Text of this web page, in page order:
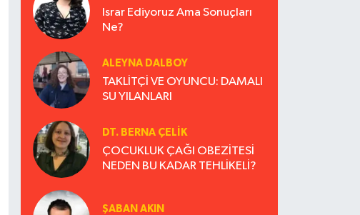
Israr Ediyoruz Ama Sonuçları
Ne?
ALEYNA DALBOY
TAKLİTÇİ VE OYUNCU: DAMALI
SU YILANLARI
DT. BERNA ÇELIK
ÇOCUKLUK ÇAĞI OBEZİTESİ
NEDEN BU KADAR TEHLİKELİ?
ŞABAN AKIN